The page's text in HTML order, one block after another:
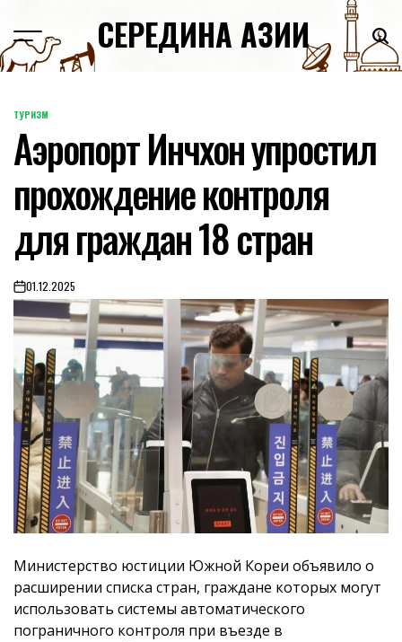
content
СЕРЕДИНА АЗИИ
POSTED
IN
ТУРИЗМ
Аэропорт Инчхон упростил
прохождение контроля
для граждан 18 стран
on01.12.2025
Министерство юстиции Южной Кореи объявило о
расширении списка стран, граждане которых могут
использовать системы автоматического
пограничного контроля при въезде в